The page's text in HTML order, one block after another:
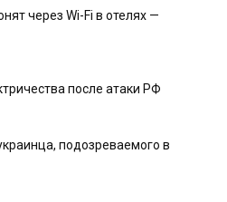
через Wi-Fi в отелях —
после атаки РФ
подозреваемого в